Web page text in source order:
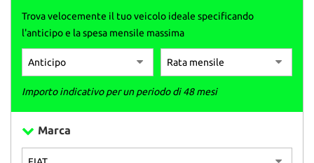
Trova velocemente il tuo veicolo ideale specificando
l'anticipo e la spesa mensile massima
Importo indicativo per un periodo di 48 mesi
Marca